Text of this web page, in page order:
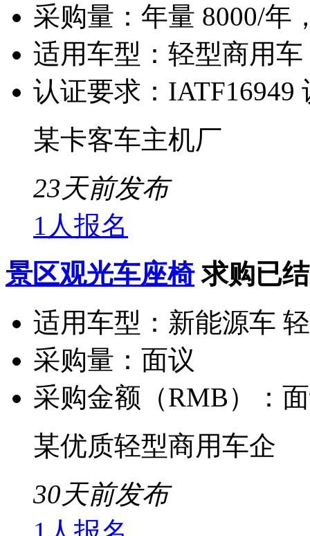
采购量： 年量 8000/年
适用车型： 轻型商用
认证要求： IATF16949
某卡客车主机厂
23天前发布
1人报名
景区观光车座椅 求购已
适用车型： 新能源车
采购量： 面议
采购金额（RMB）：
某优质轻型商用车企
30天前发布